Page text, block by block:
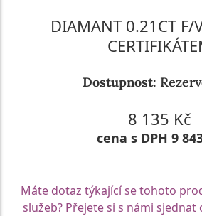
DIAMANT 0.21CT F/
Dostupnost:
8 135 Kč
cena s DPH 9
Máte dotaz týkající se tohoto
služeb? Přejete si s námi